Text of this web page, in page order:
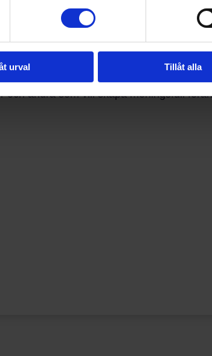
urval Tillåt alla
baserade på deras långa erfarenhet av
andra som vill skapa meningsfull